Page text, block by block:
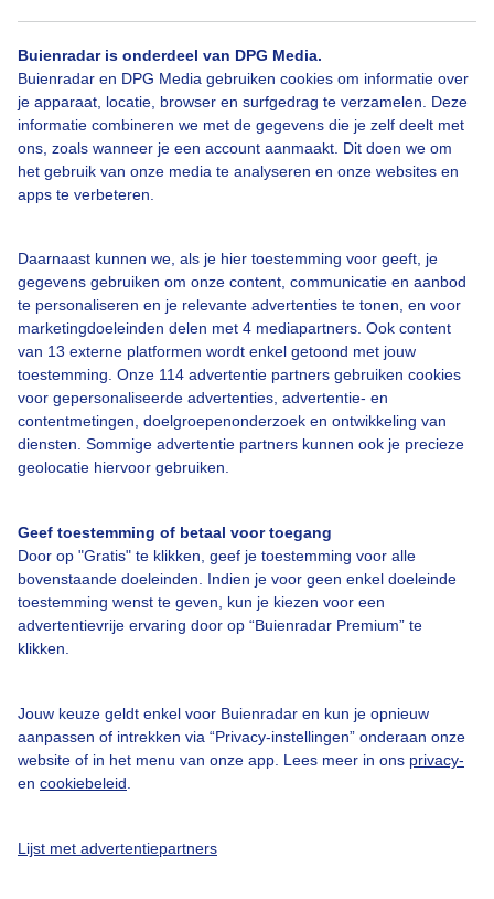
Buienradar is onderdeel van DPG Media.
Buienradar en DPG Media gebruiken cookies om informatie over
je apparaat, locatie, browser en surfgedrag te verzamelen. Deze
informatie combineren we met de gegevens die je zelf deelt met
ons, zoals wanneer je een account aanmaakt. Dit doen we om
het gebruik van onze media te analyseren en onze websites en
apps te verbeteren.
Daarnaast kunnen we, als je hier toestemming voor geeft, je
gegevens gebruiken om onze content, communicatie en aanbod
te personaliseren en je relevante advertenties te tonen, en voor
marketingdoeleinden delen met 4 mediapartners. Ook content
van 13 externe platformen wordt enkel getoond met jouw
toestemming. Onze 114 advertentie partners gebruiken cookies
voor gepersonaliseerde advertenties, advertentie- en
contentmetingen, doelgroepenonderzoek en ontwikkeling van
diensten. Sommige advertentie partners kunnen ook je precieze
geolocatie hiervoor gebruiken.
Geef toestemming of betaal voor toegang
Door op "Gratis" te klikken, geef je toestemming voor alle
bovenstaande doeleinden. Indien je voor geen enkel doeleinde
toestemming wenst te geven, kun je kiezen voor een
advertentievrije ervaring door op “Buienradar Premium” te
klikken.
Jouw keuze geldt enkel voor Buienradar en kun je opnieuw
aanpassen of intrekken via “Privacy-instellingen” onderaan onze
website of in het menu van onze app. Lees meer in ons privacy-
en cookiebeleid
Lijst met advertentiepartners
Winter Wolken Zonsondergang
Bekijk slideshow
Een moment geduld aub...
Bedrijfsgegevens
Contact
Adverteren
Buienradar Team
Cookie beleid